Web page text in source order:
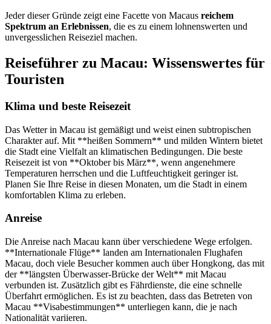
Jeder dieser Gründe zeigt eine Facette von Macaus reichem
Spektrum an Erlebnissen, die es zu einem lohnenswerten und
unvergesslichen Reiseziel machen.
Reiseführer zu Macau: Wissenswertes für
Touristen
Klima und beste Reisezeit
Das Wetter in Macau ist gemäßigt und weist einen subtropischen
Charakter auf. Mit **heißen Sommern** und milden Wintern bietet
die Stadt eine Vielfalt an klimatischen Bedingungen. Die beste
Reisezeit ist von **Oktober bis März**, wenn angenehmere
Temperaturen herrschen und die Luftfeuchtigkeit geringer ist.
Planen Sie Ihre Reise in diesen Monaten, um die Stadt in einem
komfortablen Klima zu erleben.
Anreise
Die Anreise nach Macau kann über verschiedene Wege erfolgen.
**Internationale Flüge** landen am Internationalen Flughafen
Macau, doch viele Besucher kommen auch über Hongkong, das mit
der **längsten Überwasser-Brücke der Welt** mit Macau
verbunden ist. Zusätzlich gibt es Fährdienste, die eine schnelle
Überfahrt ermöglichen. Es ist zu beachten, dass das Betreten von
Macau **Visabestimmungen** unterliegen kann, die je nach
Nationalität variieren.